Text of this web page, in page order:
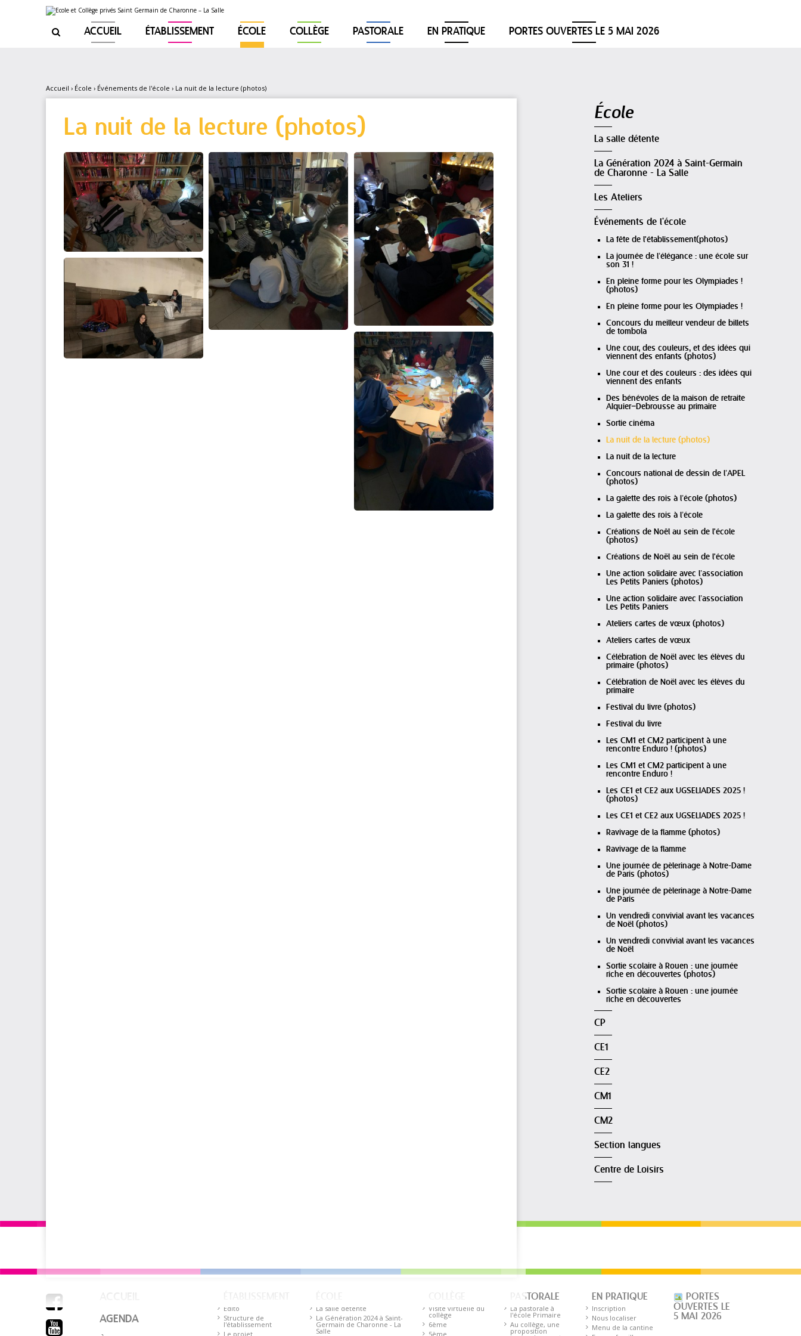
 ACCUEIL ÉTABLISSEMENT ÉCOLE COLLÈGE PASTORALE EN PRATIQUE PORTES OUVERTES LE 5 MAI 2026
Accueil › École › Événements de l'école › La nuit de la lecture (photos)
La nuit de la lecture (photos)
Navigation
École
La salle détente
La Génération 2024 à Saint-Germain
de Charonne - La Salle
Les Ateliers
Événements de l'école
La fête de l'établissement(photos)
La journée de l’élégance : une école sur
son 31 !
En pleine forme pour les Olympiades !
(photos)
En pleine forme pour les Olympiades !
Concours du meilleur vendeur de billets
de tombola
Une cour, des couleurs, et des idées qui
viennent des enfants (photos)
Une cour et des couleurs : des idées qui
viennent des enfants
Des bénévoles de la maison de retraite
Alquier–Debrousse au primaire
Sortie cinéma
La nuit de la lecture (photos)
La nuit de la lecture
Concours national de dessin de l’APEL
(photos)
La galette des rois à l’école (photos)
La galette des rois à l’école
Créations de Noêl au sein de l'école
(photos)
Créations de Noël au sein de l'école
Une action solidaire avec l’association
Les Petits Paniers (photos)
Une action solidaire avec l’association
Les Petits Paniers
Ateliers cartes de vœux (photos)
Ateliers cartes de vœux
Célébration de Noël avec les élèves du
primaire (photos)
Célébration de Noël avec les élèves du
primaire
Festival du livre (photos)
Festival du livre
Les CM1 et CM2 participent à une
rencontre Enduro ! (photos)
Les CM1 et CM2 participent à une
rencontre Enduro !
Les CE1 et CE2 aux UGSELIADES 2025 !
(photos)
Les CE1 et CE2 aux UGSELIADES 2025 !
Ravivage de la flamme (photos)
Ravivage de la flamme
Une journée de pèlerinage à Notre-Dame
de Paris (photos)
Une journée de pèlerinage à Notre-Dame
de Paris
Un vendredi convivial avant les vacances
de Noël (photos)
Un vendredi convivial avant les vacances
de Noël
Sortie scolaire à Rouen : une journée
riche en découvertes (photos)
Sortie scolaire à Rouen : une journée
riche en découvertes
CP
CE1
CE2
CM1
CM2
Section langues
Centre de Loisirs


AGENDA
Édito
Structure de
l'établissement
Le projet
La salle détente
La Génération 2024 à Saint-
Germain de Charonne - La
Salle
Visite virtuelle du
collège
6ème
5ème
PASTORALE
La pastorale à
l'école Primaire
Au collège, une
proposition
EN PRATIQUE
Inscription
Nous localiser
Menu de la cantine
PORTES
OUVERTES LE
5 MAI 2026